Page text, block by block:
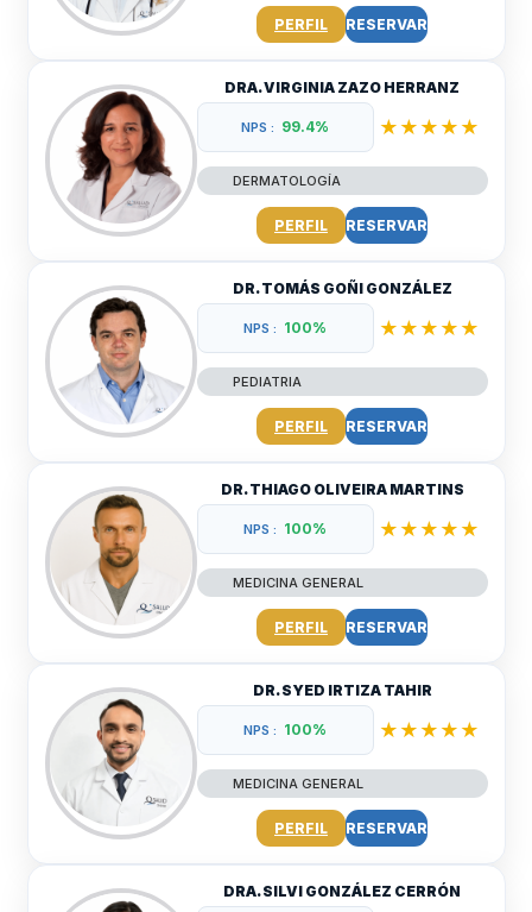
PERFIL RESERVAR
DRA. VIRGINIA ZAZO HERRANZ
NPS : 99.4% ★★★★★
DERMATOLOGÍA
PERFIL RESERVAR
DR. TOMÁS GOÑI GONZÁLEZ
NPS : 100% ★★★★★
PEDIATRIA
PERFIL RESERVAR
DR. THIAGO OLIVEIRA MARTINS
NPS : 100% ★★★★★
MEDICINA GENERAL
PERFIL RESERVAR
DR. SYED IRTIZA TAHIR
NPS : 100% ★★★★★
MEDICINA GENERAL
PERFIL RESERVAR
DRA. SILVI GONZÁLEZ CERRÓN